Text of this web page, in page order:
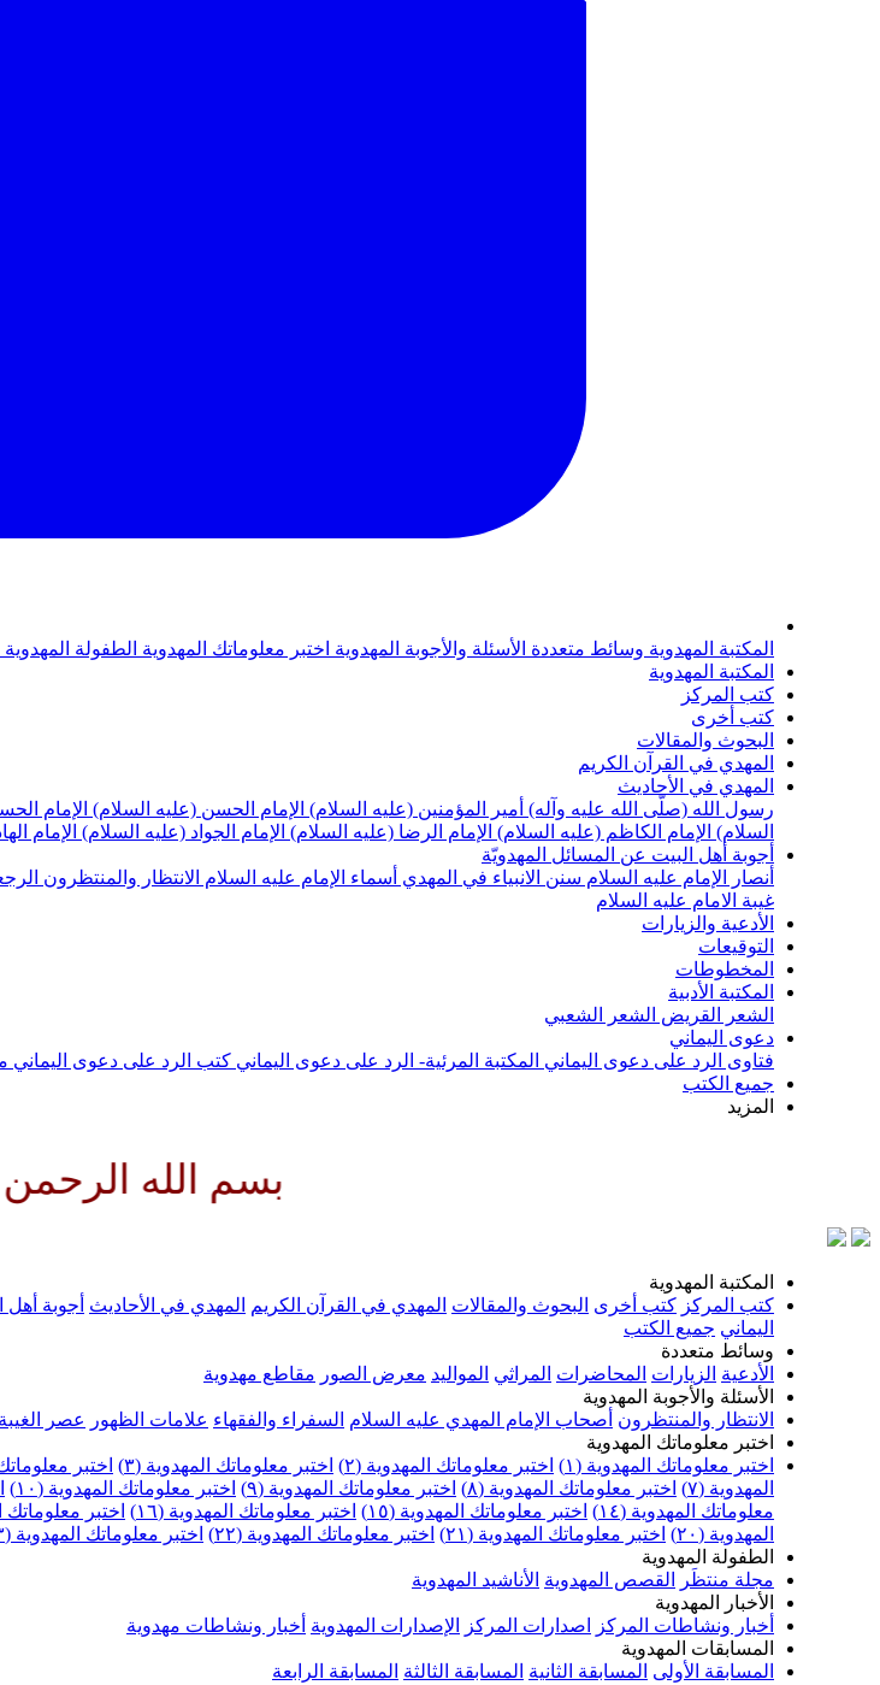
المكتبة المهدوية وسائط متعددة الأسئلة والأجوبة المهدوية اختبر معلوماتك المهدوية الطفولة المهدوية
المكتبة المهدوية
كتب المركز
كتب أخرى
البحوث والمقالات
المهدي في القرآن الكريم
المهدي في الأحاديث
رسول الله (صلّى الله عليه وآله) أمير المؤمنين (عليه السلام) الإمام الحسن (عليه السلام) الإمام
السلام) الإمام الكاظم (عليه السلام) الإمام الرضا (عليه السلام) الإمام الجواد (عليه السلام) الإمام
أجوبة أهل البيت عن المسائل المهدويّة
أنصار الإمام عليه السلام سنن الانبياء في المهدي أسماء الإمام عليه السلام الانتظار والمنتظرون
غيبة الامام عليه السلام
الأدعية والزيارات
التوقيعات
المخطوطات
المكتبة الأدبية
الشعر القريض الشعر الشعبي
دعوى اليماني
فتاوى الرد على دعوى اليماني المكتبة المرئية- الرد على دعوى اليماني كتب الرد على دعوى اليماني
جميع الكتب
المزيد
بسم الله الرحمن الرحيم
المكتبة المهدوية
كتب المركز كتب أخرى البحوث والمقالات المهدي في القرآن الكريم المهدي في الأحاديث أجوبة
اليماني جميع الكتب
وسائط متعددة
الأدعية الزيارات المحاضرات المراثي المواليد معرض الصور مقاطع مهدوية
الأسئلة والأجوبة المهدوية
الانتظار والمنتظرون أصحاب الإمام المهدي عليه السلام السفراء والفقهاء علامات الظهور عصر الغيبة
اختبر معلوماتك المهدوية
اختبر معلوماتك المهدوية (١)
اختبر معلوماتك المهدوية (٢) اختبر معلوماتك المهدوية (٣) اختبر
المهدوية (٧)
اختبر معلوماتك المهدوية (٨) اختبر معلوماتك المهدوية (٩) اختبر معلوماتك المهدوية (١٠)
معلوماتك المهدوية (١٤)
اختبر معلوماتك المهدوية (١٥) اختبر معلوماتك المهدوية (١٦) اختبر معلوماتك
المهدوية (٢٠)
اختبر معلوماتك المهدوية (٢١) اختبر معلوماتك المهدوية (٢٢) اختبر معلوماتك المهدوية (٢٣)
الطفولة المهدوية
مجلة منتظَر
القصص المهدوية الأناشيد المهدوية
الأخبار المهدوية
أخبار ونشاطات المركز
اصدارات المركز الإصدارات المهدوية أخبار ونشاطات مهدوية
المسابقات المهدوية
المسابقة الأولى المسابقة الثانية المسابقة الثالثة المسابقة الرابعة